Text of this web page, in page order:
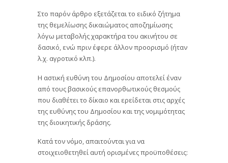
Στο παρόν άρθρο εξετάζεται το ειδικό ζήτημα
της θεμελίωσης δικαιώματος αποζημίωσης
λόγω μεταβολής χαρακτήρα του ακινήτου σε
δασικό, ενώ πριν έφερε άλλον προορισμό (ήταν
λ.χ. αγροτικό κλπ.).
H αστική ευθύνη του Δημοσίου αποτελεί έναν
από τους βασικούς επανορθωτικούς θεσμούς
που διαθέτει το δίκαιο και ερείδεται στις αρχές
της ευθύνης του Δημοσίου και της νομιμότητας
της διοικητικής δράσης.
Κατά τον νόμο, απαιτούνται για να
στοιχειοθετηθεί αυτή ορισμένες προϋποθέσεις: